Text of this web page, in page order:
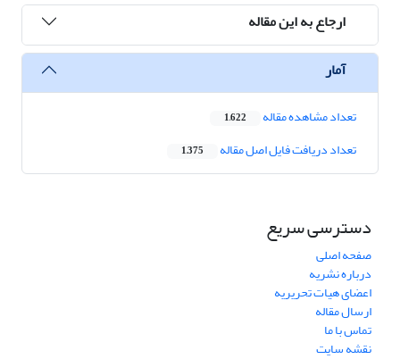
ارجاع به این مقاله
آمار
تعداد مشاهده مقاله 1,622
تعداد دریافت فایل اصل مقاله 1,375
دسترسی سریع
صفحه اصلی
درباره نشریه
اعضای هیات تحریریه
ارسال مقاله
تماس با ما
نقشه سایت